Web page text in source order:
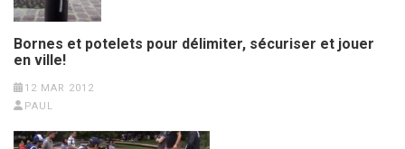
Bornes et potelets pour délimiter, sécuriser et jouer
en ville!
12 MAR 2012
PAUL